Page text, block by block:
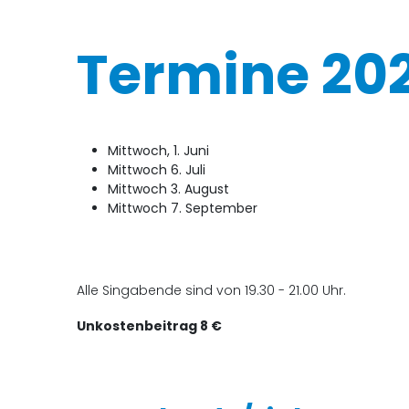
Termine
Mittwoch, 1. Juni
Mittwoch 6. Juli
Mittwoch 3. August
Mittwoch 7. September
Alle Singabende sind von 19.30 - 21.00 Uhr.
Unkostenbeitrag 8 €